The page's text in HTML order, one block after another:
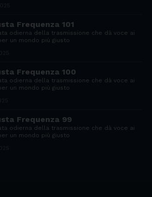
Frequenza 101
odierna della trasmissione che dà voce ai
un mondo più giusto
Frequenza 100
odierna della trasmissione che dà voce ai
un mondo più giusto
Frequenza 99
odierna della trasmissione che dà voce ai
un mondo più giusto